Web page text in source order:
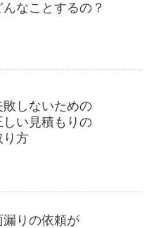
んなことするの？
敗しないための
しい見積もりの
り方
漏りの依頼が